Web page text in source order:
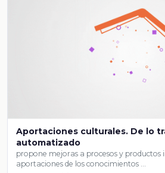
Aportaciones culturales. De lo
automatizado
propone mejoras a procesos y productos
aportaciones de los conocimientos …